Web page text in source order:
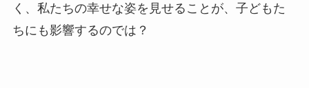
く、私たちの幸せな姿を見せることが、子どもた
ちにも影響するのでは？